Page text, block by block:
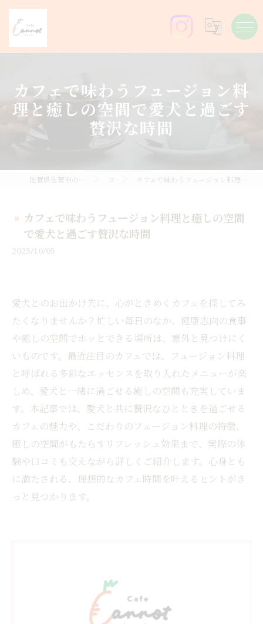
カフェで味わうフュージョン料
理と癒しの空間で愛犬と過ごす
贅沢な時間
佐賀県佐賀市のカフェならCafe Carrot コラム カフェで味わうフュージョン料理と癒しの空間で愛犬と過ごす贅沢な時間
カフェで味わうフュージョン料理と癒しの空間
で愛犬と過ごす贅沢な時間
2025/10/05
愛犬とのお出かけ先に、心がときめくカフェを探してみ
たくなりませんか？忙しい毎日のなか、健康志向の食事
や癒しの空間でホッとできる場所は、意外と見つけにく
いものです。最近注目のカフェでは、フュージョン料理
と呼ばれる多彩なエッセンスを取り入れたメニューが楽
しめ、愛犬と一緒に過ごせる癒しの空間も充実していま
す。本記事では、愛犬と共に贅沢なひとときを過ごせる
カフェの魅力や、こだわりのフュージョン料理の特徴、
癒しの空間がもたらすリフレッシュ効果まで、実際の体
験や口コミも交えながら詳しくご紹介します。心身とも
に満たされる、理想的なカフェ時間を叶えるヒントがき
っと見つかります。